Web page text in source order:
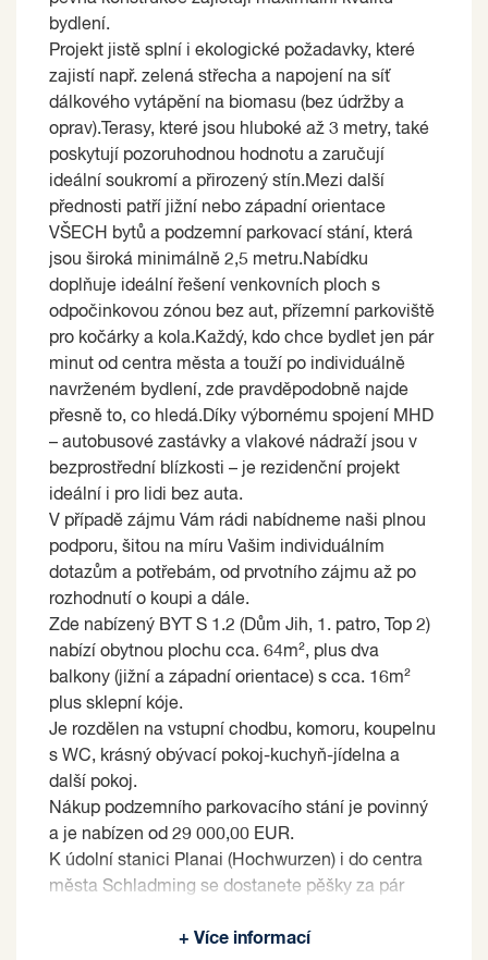
bydlení.
Projekt jistě splní i ekologické požadavky, které
zajistí např. zelená střecha a napojení na síť
dálkového vytápění na biomasu (bez údržby a
oprav).Terasy, které jsou hluboké až 3 metry, také
poskytují pozoruhodnou hodnotu a zaručují
ideální soukromí a přirozený stín.Mezi další
přednosti patří jižní nebo západní orientace
VŠECH bytů a podzemní parkovací stání, která
jsou široká minimálně 2,5 metru.Nabídku
doplňuje ideální řešení venkovních ploch s
odpočinkovou zónou bez aut, přízemní parkoviště
pro kočárky a kola.Každý, kdo chce bydlet jen pár
minut od centra města a touží po individuálně
navrženém bydlení, zde pravděpodobně najde
přesně to, co hledá.Díky výbornému spojení MHD
– autobusové zastávky a vlakové nádraží jsou v
bezprostřední blízkosti – je rezidenční projekt
ideální i pro lidi bez auta.
V případě zájmu Vám rádi nabídneme naši plnou
podporu, šitou na míru Vašim individuálním
dotazům a potřebám, od prvotního zájmu až po
rozhodnutí o koupi a dále.
Zde nabízený BYT S 1.2 (Dům Jih, 1. patro, Top 2)
nabízí obytnou plochu cca. 64m², plus dva
balkony (jižní a západní orientace) s cca. 16m²
plus sklepní kóje.
Je rozdělen na vstupní chodbu, komoru, koupelnu
s WC, krásný obývací pokoj-kuchyň-jídelna a
další pokoj.
Nákup podzemního parkovacího stání je povinný
a je nabízen od 29 000,00 EUR.
K údolní stanici Planai (Hochwurzen) i do centra
města Schladming se dostanete pěšky za pár
kupujícího na základě jím zvolených kritérií.
+ Více informací